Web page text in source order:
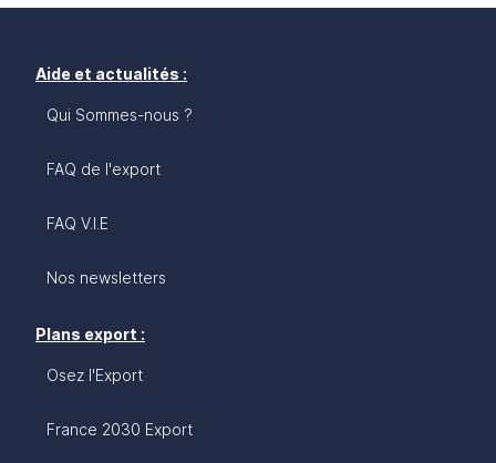
Aide et actualités :
Qui Sommes-nous ?
FAQ de l'export
FAQ V.I.E
Nos newsletters
Plans export :
Osez l'Export
France 2030 Export